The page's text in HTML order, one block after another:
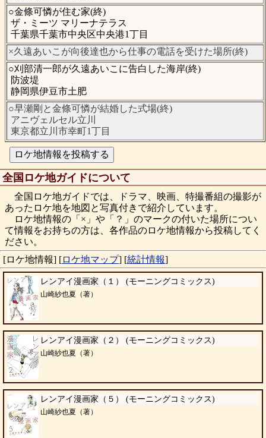
○金條可憐が住む家(終)
ザ・ミーツ マリーナテラス
千葉県千葉市中央区中央港1丁目
×久遠あいこが向後達也から仕事の電話を受けた場所(終)
○刈部清一郎が久遠あいこに告白した海岸(終)
防波堤
静岡県伊豆市土肥
○早瀬剛と金條可憐が結婚した式場(終)
アニヴェルセル立川
東京都立川市幸町1丁目
全国ロケ地ガイドについて
全国ロケ地ガイドでは、ドラマ、映画、特撮番組の撮影が
あったロケ地を地図と写真付きで紹介しています。
ロケ地情報の「×」や「？」のマークの付いた場所につい
て情報をお持ちの方は、各作品のロケ地情報から投稿してく
ださい。
[ロケ地情報] [ロケ地マップ] [統計情報]
レンアイ漫画家（１） (モーニングコミックス)
山崎紗也夏（著）
レンアイ漫画家（２） (モーニングコミックス)
山崎紗也夏（著）
レンアイ漫画家（５） (モーニングコミックス)
山崎紗也夏（著）